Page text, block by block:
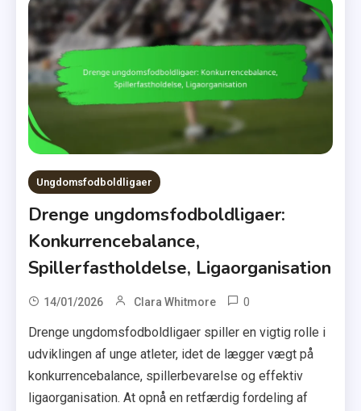
Ungdomsfodboldligaer
Drenge ungdomsfodboldligaer:
Konkurrencebalance,
Spillerfastholdelse, Ligaorganisation
14/01/2026 Clara Whitmore 0
Drenge ungdomsfodboldligaer spiller en vigtig rolle i
udviklingen af unge atleter, idet de lægger vægt på
konkurrencebalance, spillerbevarelse og effektiv
ligaorganisation. At opnå en retfærdig fordeling af